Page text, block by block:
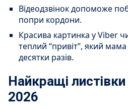
Відеодзвінок допоможе
попри кордони.
Красива картинка у Viber
теплий “привіт”, який
десятки разів.
Найкращі
2026